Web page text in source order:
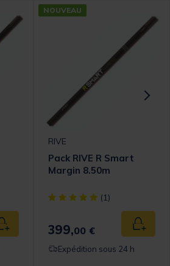
Ajouter au panier
NOUVEAU
RIVE
Pack RIVE R Smart
Margin 8.50m
[object Object] out of 5
(1)
399,00 €
Expédition sous 24 h